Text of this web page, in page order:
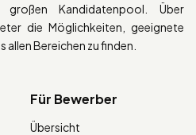
Kandidatenpool. Über
die Möglichkeiten, geeignete
Bereichen zu finden.
Für Bewerber
Übersicht